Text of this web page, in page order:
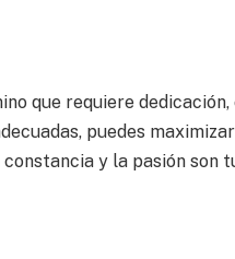
que requiere
puedes
y la pasión son